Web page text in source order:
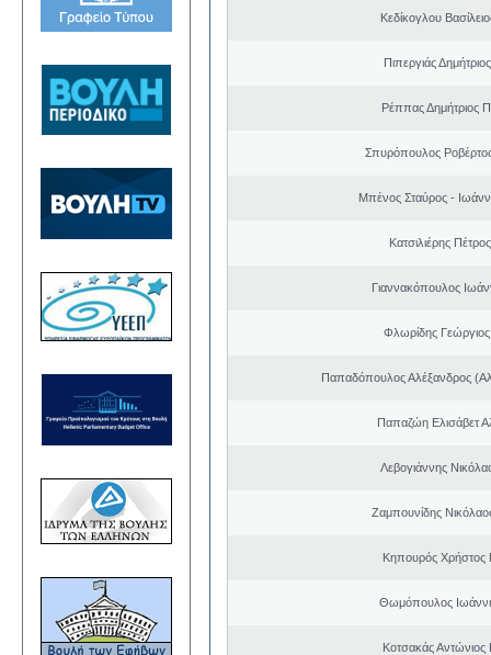
Κεδίκογλου
Πιπεργιάς
Ρέππας Δημήτριος
Σπυρόπουλος
Μπένος Σταύρος -
Κατσιλιέρης
Γιαννακόπουλος
Φλωρίδης Γεώργιος
Παπαδόπουλος Αλέξανδρος
Παπαζώη Ελισάβετ
Λεβογιάννης
Ζαμπουνίδης
Κηπουρός Χρήστος
Θωμόπουλος
Κοτσακάς Αντώνιος